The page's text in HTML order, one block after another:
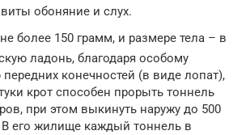
обоняние и слух.
более 150 грамм, и размере тела – в
ладонь, благодаря особому
конечностей (в виде лопат),
крот способен прорыть тоннель
при этом выкинуть наружу до 500
В его жилище каждый тоннель в